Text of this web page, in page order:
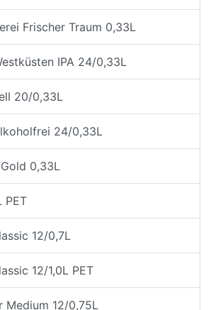
Frischer Traum 0,33L
IPA 24/0,33L
20/0,33L
24/0,33L
0,33L
PET
12/0,7L
12/1,0L PET
Medium 12/0,75L